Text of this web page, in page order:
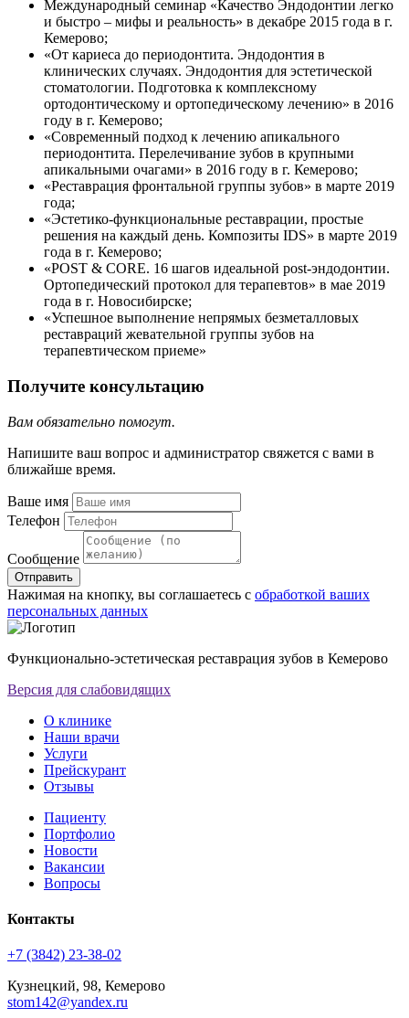
Международный семинар «Качество Эндодонтии легко
и быстро – мифы и реальность» в декабре 2015 года в г.
Кемерово;
«От кариеса до периодонтита. Эндодонтия в
клинических случаях. Эндодонтия для эстетической
стоматологии. Подготовка к комплексному
ортодонтическому и ортопедическому лечению» в 2016
году в г. Кемерово;
«Современный подход к лечению апикального
периодонтита. Перелечивание зубов в крупными
апикальными очагами» в 2016 году в г. Кемерово;
«Реставрация фронтальной группы зубов» в марте 2019
года;
«Эстетико-функциональные реставрации, простые
решения на каждый день. Композиты IDS» в марте 2019
года в г. Кемерово;
«POST & CORE. 16 шагов идеальной post-эндодонтии.
Ортопедический протокол для терапевтов» в мае 2019
года в г. Новосибирске;
«Успешное выполнение непрямых безметалловых
реставраций жевательной группы зубов на
терапевтическом приеме»
Получите консультацию
Вам обязательно помогут.
Напишите ваш вопрос и администратор свяжется с вами в
ближайше время.
Ваше имя
Телефон
Сообщение
Отправить
Нажимая на кнопку, вы соглашаетесь с обработкой ваших
персональных данных
Функционально-эстетическая реставрация зубов в Кемерово
Версия для слабовидящих
О клинике
Наши врачи
Услуги
Прейскурант
Отзывы
Пациенту
Портфолио
Новости
Вакансии
Вопросы
Контакты
+7 (3842) 23-38-02
Кузнецкий, 98, Кемерово
stom142@yandex.ru